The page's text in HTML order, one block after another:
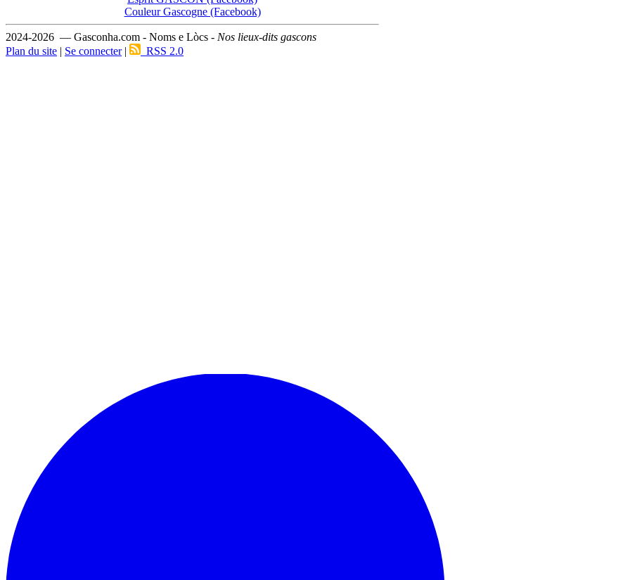
Couleur Gascogne (Facebook)
2024-2026 — Gasconha.com - Noms e Lòcs - Nos lieux-dits gascons
Plan du site | Se connecter| RSS 2.0